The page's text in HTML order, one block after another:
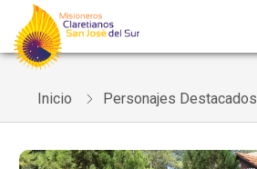
Inicio Personajes Destacados